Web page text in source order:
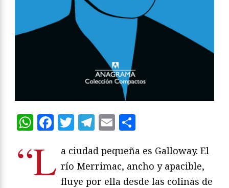
WhatsApp
Facebook
Twitter
Telegram
Email
“L a ciudad pequeña es Galloway. El
río Merrimac, ancho y apacible,
fluye por ella desde las colinas de